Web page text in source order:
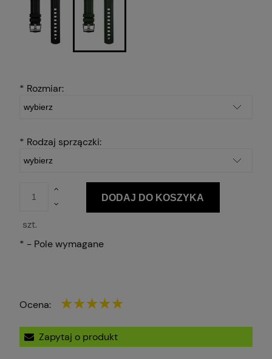
* Rozmiar:
* Rodzaj sprzączki:
szt.
DODAJ DO KOSZYKA
* - Pole wymagane
Ocena:
Zapytaj o produkt